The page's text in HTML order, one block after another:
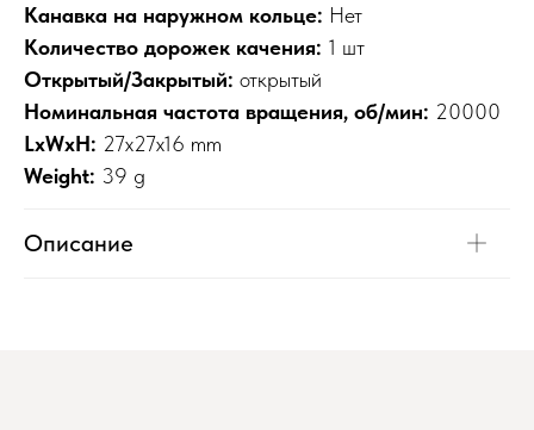
Канавка на наружном кольце: Нет
Количество дорожек качения: 1 шт
Открытый/Закрытый: открытый
Номинальная частота вращения, об/мин: 20000
LxWxH: 27x27x16 mm
Weight: 39 g
Описание